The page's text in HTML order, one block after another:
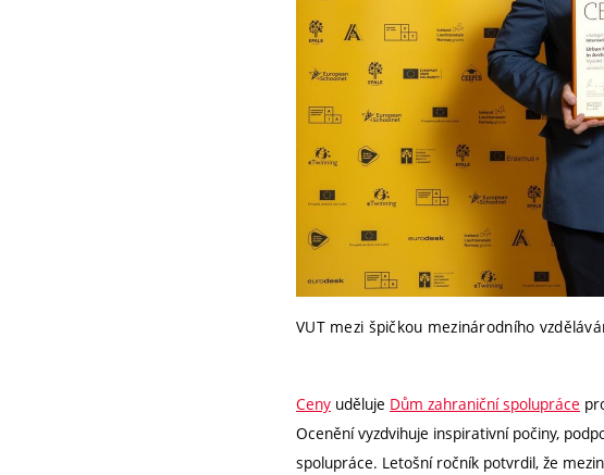
VUT mezi špičkou mezinárodního
Ceny uděluje Dům zahraniční spolupráce
Ocenění vyzdvihuje inspirativní počiny,
spolupráce. Letošní ročník potvrdil, že